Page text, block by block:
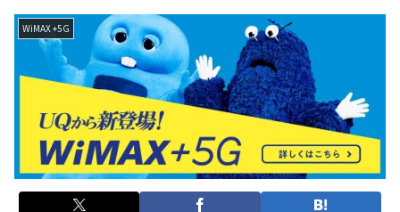
WiMAX +5G